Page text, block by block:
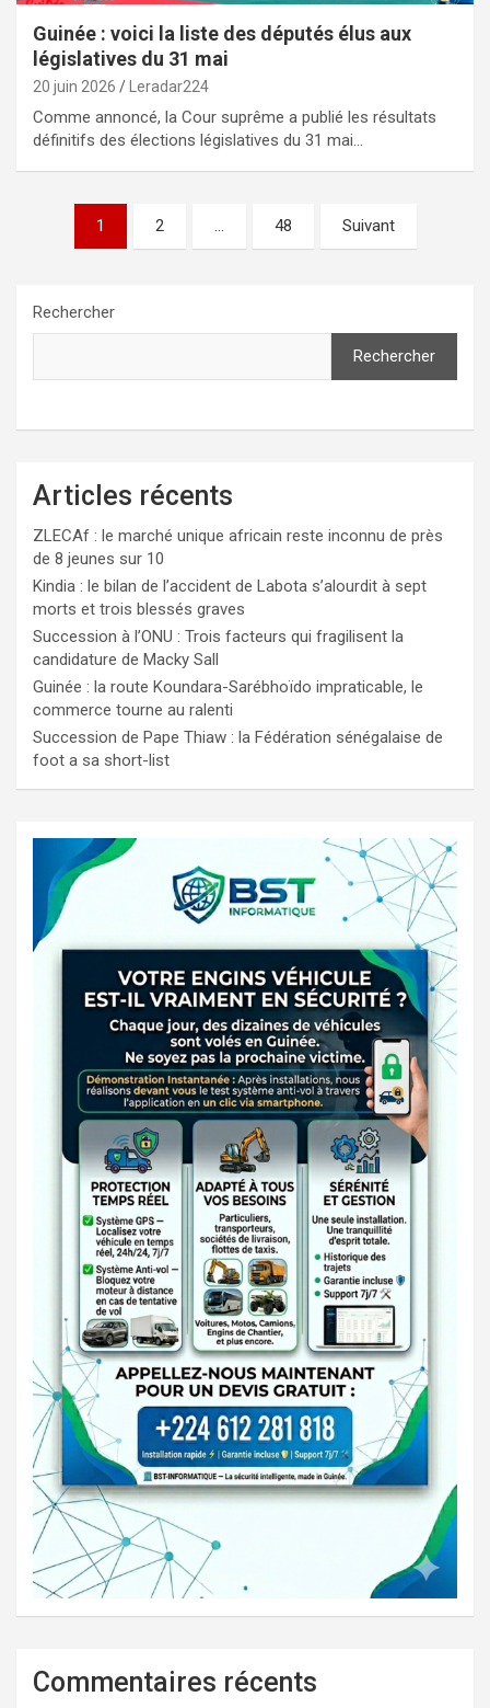
Guinée : voici la liste des députés élus aux
législatives du 31 mai
20 juin 2026 Leradar224
Comme annoncé, la Cour suprême a publié les résultats
définitifs des élections législatives du 31 mai…
Pagination
1 2 … 48 Suivant
Rechercher
Rechercher
Articles récents
ZLECAf : le marché unique africain reste inconnu de près
de 8 jeunes sur 10
Kindia : le bilan de l’accident de Labota s’alourdit à sept
morts et trois blessés graves
Succession à l’ONU : Trois facteurs qui fragilisent la
candidature de Macky Sall
Guinée : la route Koundara-Sarébhoïdo impraticable, le
commerce tourne au ralenti
Succession de Pape Thiaw : la Fédération sénégalaise de
foot a sa short-list
Commentaires récents